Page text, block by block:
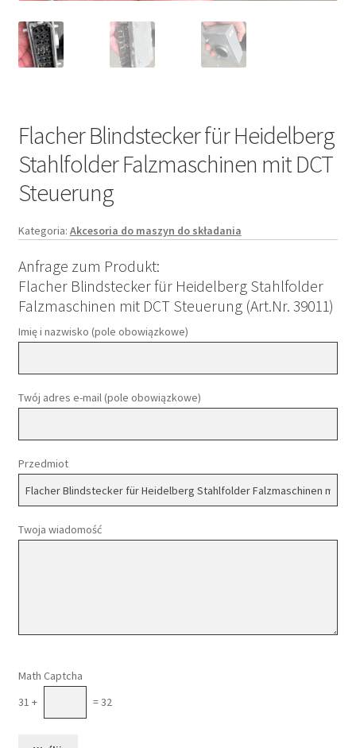
Flacher Blindstecker für Heidelberg
Stahlfolder Falzmaschinen mit DCT
Steuerung
Kategoria: Akcesoria do maszyn do składania
Anfrage zum Produkt:
Flacher Blindstecker für Heidelberg Stahlfolder
Falzmaschinen mit DCT Steuerung (Art.Nr. 39011)
Imię i nazwisko (pole obowiązkowe)
Twój adres e-mail (pole obowiązkowe)
Przedmiot
Twoja wiadomość
Math Captcha
31 +
= 32